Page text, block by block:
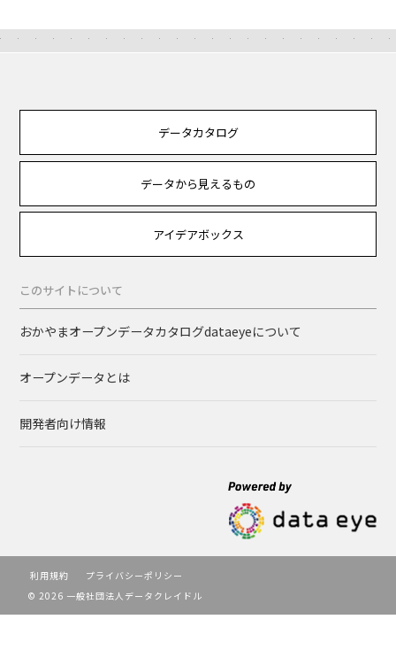
データカタログ
データから見えるもの
アイデアボックス
このサイトについて
おかやまオープンデータカタログdataeyeについて
オープンデータとは
開発者向け情報
利用規約
プライバシーポリシー
© 2026 一般社団法人データクレイドル